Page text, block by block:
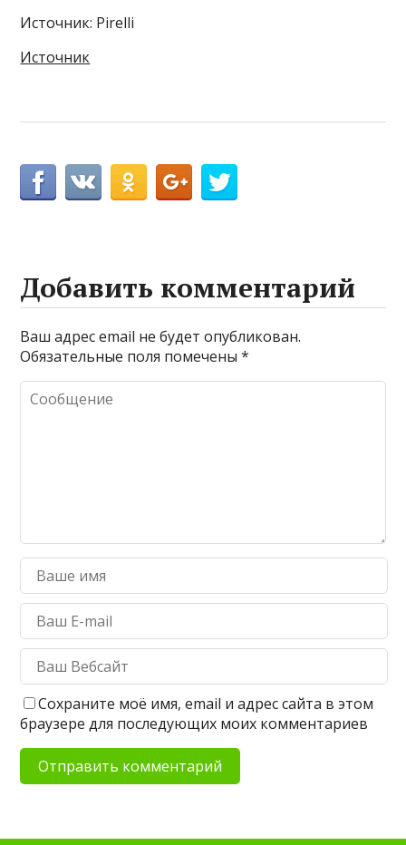
Источник: Pirelli
Источник
Добавить комментарий
Ваш адрес email не будет опубликован.
Обязательные поля помечены*
Сохраните моё имя, email и адрес сайта в этом
браузере для последующих моих комментариев